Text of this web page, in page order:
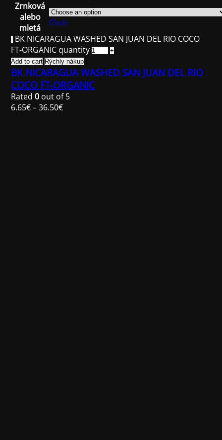
Zrnková
alebo
mletá
Clear
BK NICARAGUA WASHED SAN JUAN DEL RIO COCO
FT-ORGANIC quantity
Add to cart Rýchly nákup
BK NICARAGUA WASHED SAN JUAN DEL RIO
COCO FT-ORGANIC
Rated0 out of 5
6.65€–36.50€